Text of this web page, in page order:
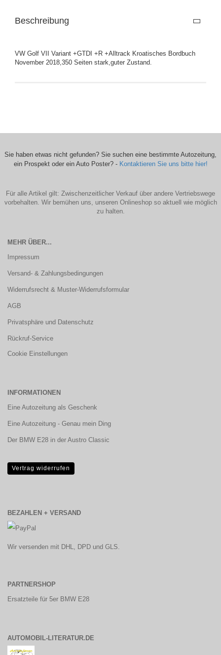
Beschreibung
VW Golf VII Variant +GTDI +R +Alltrack Kroatisches Bordbuch
November 2018,350 Seiten stark,guter Zustand.
Sie haben etwas nicht gefunden? Sie suchen eine bestimmte Autozeitung,
ein Prospekt oder ein Auto Poster? - Kontaktieren Sie uns bitte hier!
Für alle Artikel gilt: Zwischenzeitlicher Verkauf über andere Vertriebswege
vorbehalten. Wir bemühen uns, unseren Onlineshop so aktuell wie möglich
zu halten.
MEHR ÜBER...
Impressum
Versand- & Zahlungsbedingungen
Widerrufsrecht & Muster-Widerrufsformular
AGB
Privatsphäre und Datenschutz
Rückruf-Service
Cookie Einstellungen
INFORMATIONEN
Eine Autozeitung als Geschenk
Eine Autozeitung - Genau mein Ding
Der BMW E28 in der Austro Classic
Vertrag widerrufen
BEZAHLEN + VERSAND
Wir versenden mit DHL, DPD und GLS.
PARTNERSHOP
Ersatzteile für 5er BMW E28
AUTOMOBIL-LITERATUR.DE